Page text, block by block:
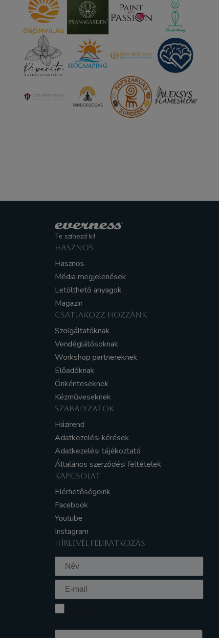
Te színezd ki!
HASZNOS
Hasznos
Média megjelenések
Letölthető anyagok
Magazin
CSATLAKOZZ HOZZÁNK
Szolgáltatóknak
Vendéglátósoknak
Workshop partnereknek
Előadóknak
Önkénteseknek
Kézműveseknek
SZABÁLYZATOK
Házirend
Adatkezelési kérések
Adatkezelési tájékoztató
Általános szerződési feltételek
KAPCSOLAT
Elérhetőségeink
Facebook
Youtube
Instagram
HÍRLEVÉL FELIRATKOZÁS